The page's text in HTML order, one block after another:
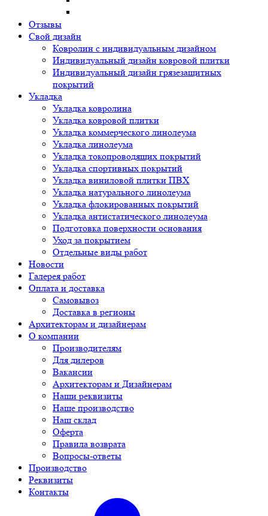
Отзывы
Свой дизайн
Ковролин с индивидуальным дизайном
Индивидуальный дизайн ковровой плитки
Индивидуальный дизайн грязезащитных
покрытий
Укладка
Укладка ковролина
Укладка ковровой плитки
Укладка коммерческого линолеума
Укладка линолеума
Укладка токопроводящих покрытий
Укладка спортивных покрытий
Укладка виниловой плитки ПВХ
Укладка натурального линолеума
Укладка флокированных покрытий
Укладка антистатического линолеума
Подготовка поверхности основания
Уход за покрытием
Отдельные виды работ
Новости
Галерея работ
Оплата и доставка
Самовывоз
Доставка в регионы
Архитекторам и дизайнерам
О компании
Производителям
Для дилеров
Вакансии
Архитекторам и Дизайнерам
Наши реквизиты
Наше производство
Наш склад
Оферта
Правила возврата
Вопросы-ответы
Производство
Реквизиты
Контакты